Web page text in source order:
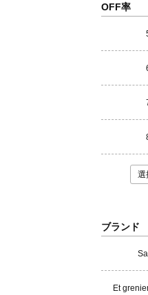
OFF率
選
ブランド
Et